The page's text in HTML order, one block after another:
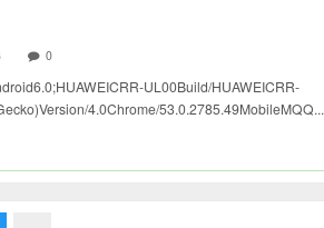
0
UL00Build/HUAWEICRR-
4.0Chrome/53.0.2785.49MobileMQQ...